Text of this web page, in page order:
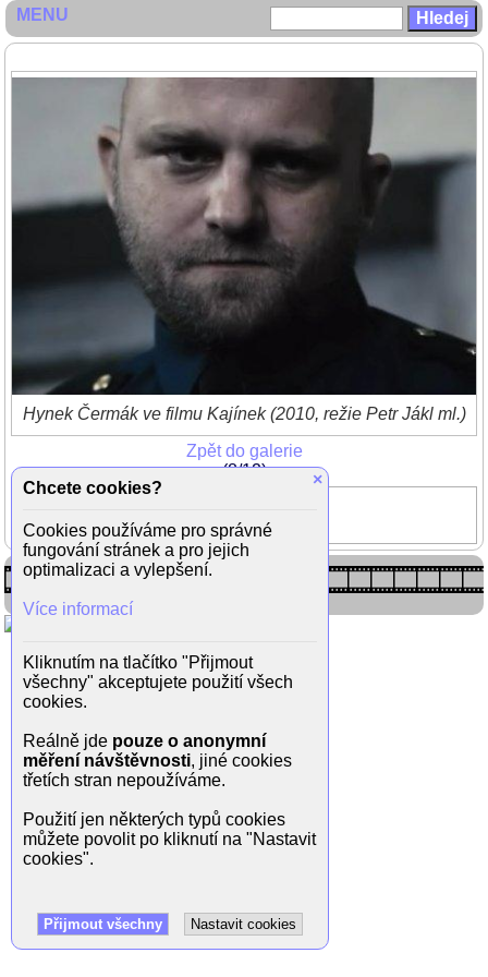
Hynek Čermák ve filmu Kajínek (2010, režie Petr Jákl ml.)
Zpět do galerie
(8/12)
Hynek Čermák
MENU
×
Chcete cookies?
Cookies používáme pro správné
fungování stránek a pro jejich
optimalizaci a vylepšení.
Více informací
Kliknutím na tlačítko "Přijmout
všechny" akceptujete použití všech
cookies.
Reálně jde pouze o anonymní
měření návštěvnosti, jiné cookies
třetích stran nepoužíváme.
Použití jen některých typů cookies
můžete povolit po kliknutí na "Nastavit
cookies".
Přijmout všechny Nastavit cookies